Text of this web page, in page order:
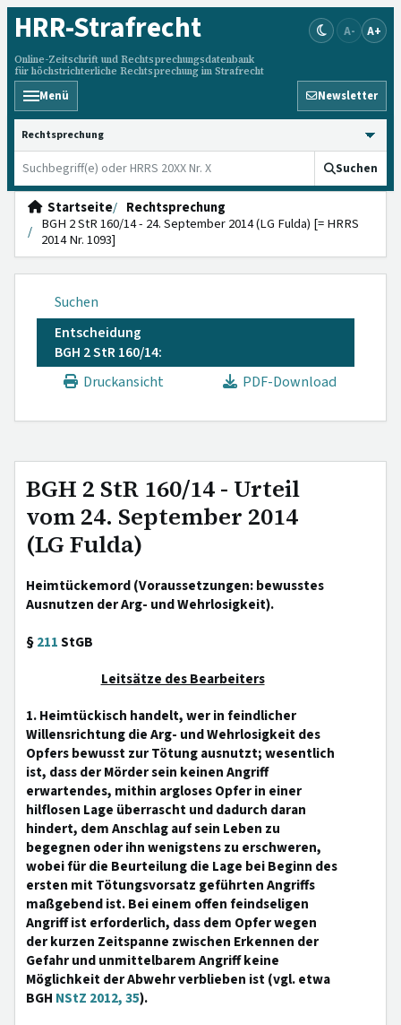
HRR-Strafrecht
Online-Zeitschrift und Rechtsprechungsdatenbank
für höchstrichterliche Rechtsprechung im Strafrecht
A- A+
Menü Newsletter
HRRS durchsuchen
Suchen
Startseite
Rechtsprechung
BGH 2 StR 160/14 - 24. September 2014 (LG Fulda) [= HRRS
2014 Nr. 1093]
Suchen
Entscheidung
BGH 2 StR 160/14:
Druckansicht
PDF-Download
BGH 2 StR 160/14 - Urteil
vom 24. September 2014
(LG Fulda)
Heimtückemord (Voraussetzungen: bewusstes
Ausnutzen der Arg- und Wehrlosigkeit).
§211StGB
Leitsätze des Bearbeiters
1. Heimtückisch handelt, wer in feindlicher
Willensrichtung die Arg- und Wehrlosigkeit des
Opfers bewusst zur Tötung ausnutzt; wesentlich
ist, dass der Mörder sein keinen Angriff
erwartendes, mithin argloses Opfer in einer
hilflosen Lage überrascht und dadurch daran
hindert, dem Anschlag auf sein Leben zu
begegnen oder ihn wenigstens zu erschweren,
wobei für die Beurteilung die Lage bei Beginn des
ersten mit Tötungsvorsatz geführten Angriffs
maßgebend ist. Bei einem offen feindseligen
Angriff ist erforderlich, dass dem Opfer wegen
der kurzen Zeitspanne zwischen Erkennen der
Gefahr und unmittelbarem Angriff keine
Möglichkeit der Abwehr verblieben ist (vgl. etwa
BGH NStZ 2012, 35).